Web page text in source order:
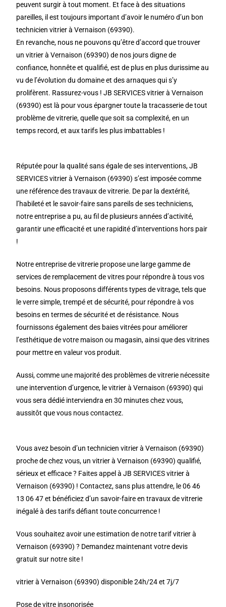
peuvent surgir à tout moment. Et face à des situations
pareilles, il est toujours important d’avoir le numéro d’un bon
technicien vitrier à Vernaison (69390).
En revanche, nous ne pouvons qu’être d’accord que trouver
un vitrier à Vernaison (69390) de nos jours digne de
confiance, honnête et qualifié, est de plus en plus durissime au
vu de l’évolution du domaine et des arnaques qui s’y
prolifèrent. Rassurez-vous ! JB SERVICES vitrier à Vernaison
(69390) est là pour vous épargner toute la tracasserie de tout
problème de vitrerie, quelle que soit sa complexité, en un
temps record, et aux tarifs les plus imbattables !
Réputée pour la qualité sans égale de ses interventions, JB
SERVICES vitrier à Vernaison (69390) s’est imposée comme
une référence des travaux de vitrerie. De par la dextérité,
l’habileté et le savoir-faire sans pareils de ses techniciens,
notre entreprise a pu, au fil de plusieurs années d’activité,
garantir une efficacité et une rapidité d’interventions hors pair
!
Notre entreprise de vitrerie propose une large gamme de
services de remplacement de vitres pour répondre à tous vos
besoins. Nous proposons différents types de vitrage, tels que
le verre simple, trempé et de sécurité, pour répondre à vos
besoins en termes de sécurité et de résistance. Nous
fournissons également des baies vitrées pour améliorer
l’esthétique de votre maison ou magasin, ainsi que des vitrines
pour mettre en valeur vos produit.
Aussi, comme une majorité des problèmes de vitrerie nécessite
une intervention d’urgence, le vitrier à Vernaison (69390) qui
vous sera dédié interviendra en 30 minutes chez vous,
aussitôt que vous nous contactez.
Vous avez besoin d’un technicien vitrier à Vernaison (69390)
proche de chez vous, un vitrier à Vernaison (69390) qualifié,
sérieux et efficace ? Faites appel à JB SERVICES vitrier à
Vernaison (69390) ! Contactez, sans plus attendre, le 06 46
13 06 47 et bénéficiez d’un savoir-faire en travaux de vitrerie
inégalé à des tarifs défiant toute concurrence !
Vous souhaitez avoir une estimation de notre tarif vitrier à
Vernaison (69390) ? Demandez maintenant votre devis
gratuit sur notre site !
vitrier à Vernaison (69390) disponible 24h/24 et 7j/7
Pose de vitre insonorisée